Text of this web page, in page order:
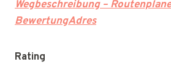
Wegbeschreibung –
BewertungAdres
Rating